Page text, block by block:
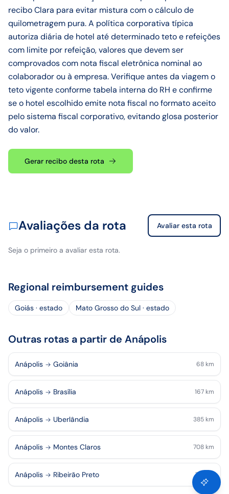
recibo Clara para evitar mistura com o cálculo de
quilometragem pura. A política corporativa típica
autoriza diária de hotel até determinado teto e refeições
com limite por refeição, valores que devem ser
comprovados com nota fiscal eletrônica nominal ao
colaborador ou à empresa. Verifique antes da viagem o
teto vigente conforme tabela interna do RH e confirme
se o hotel escolhido emite nota fiscal no formato aceito
pelo sistema fiscal corporativo, evitando glosa posterior
do valor.
Gerar recibo desta rota
Avaliações da rota Avaliar esta rota
Seja o primeiro a avaliar esta rota.
Regional reimbursement guides
Goiás · estado Mato Grosso do Sul · estado
Outras rotas a partir de Anápolis
Anápolis Goiânia 68 km
Anápolis Brasília 167 km
Anápolis Uberlândia 385 km
Anápolis Montes Claros 708 km
Anápolis Ribeirão Preto 718